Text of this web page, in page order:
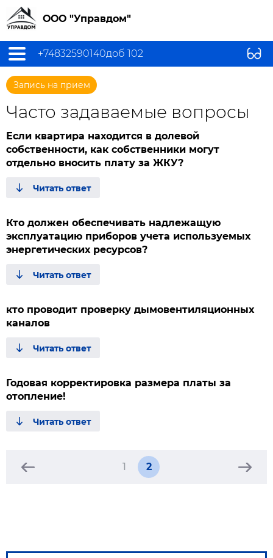
ООО "Управдом"
+74832590140доб 102
Запись на прием
Часто задаваемые вопросы
Если квартира находится в долевой
собственности, как собственники могут
отдельно вносить плату за ЖКУ?
Кто должен обеспечивать надлежащую
эксплуатацию приборов учета используемых
энергетических ресурсов?
кто проводит проверку дымовентиляционных
каналов
Годовая корректировка размера платы за
отопление!
1 2